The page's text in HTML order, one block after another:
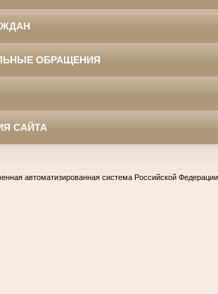
ОБРАЩЕНИЯ
САЙТА
автоматизированная система Российской